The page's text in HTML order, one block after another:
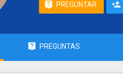
PREGUNTAR
PREGUNTAS